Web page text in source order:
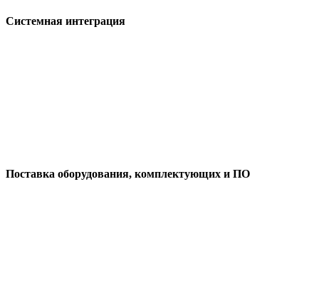
Системная интеграция
Поставка оборудования, комплектующих и ПО